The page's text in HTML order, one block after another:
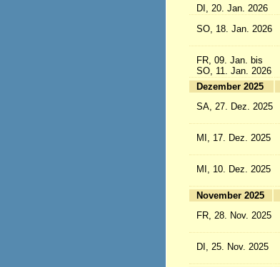
DI, 20. Jan. 2026
SO, 18. Jan. 2026
FR, 09. Jan. bis
SO, 11. Jan. 2026
Dezember 2025
SA, 27. Dez. 2025
MI, 17. Dez. 2025
MI, 10. Dez. 2025
November 2025
FR, 28. Nov. 2025
DI, 25. Nov. 2025